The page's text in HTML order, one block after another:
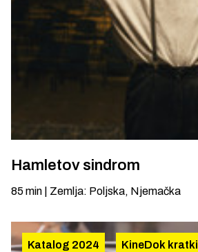
Hamletov sindrom
85 min Zemlja: Poljska, Njemačka
Katalog 2024 KineDok kratki